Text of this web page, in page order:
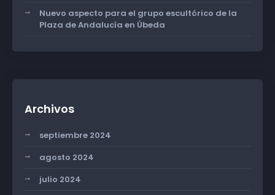
Nuevo aspecto para el grupo escultórico de la
Plaza de Andalucía en Úbeda
Archivos
septiembre 2024
agosto 2024
julio 2024